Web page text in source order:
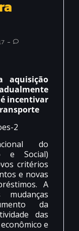
aquisição
incentivar
do
e Social)
critérios
e novas
A
da
das
e